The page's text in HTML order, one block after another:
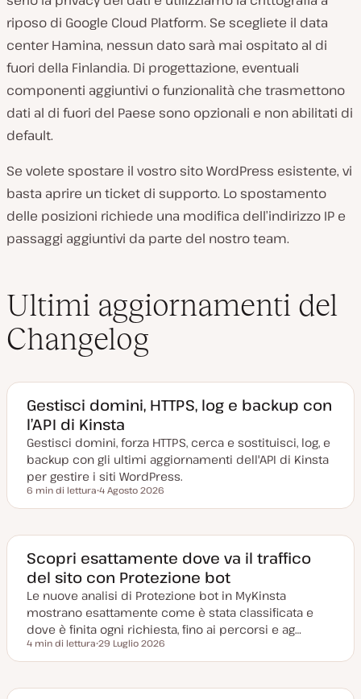
riposo di Google Cloud Platform. Se scegliete il data
center Hamina, nessun dato sarà mai ospitato al di
fuori della Finlandia. Di progettazione, eventuali
componenti aggiuntivi o funzionalità che trasmettono
dati al di fuori del Paese sono opzionali e non abilitati di
default.
Se volete spostare il vostro sito WordPress esistente, vi
basta aprire un ticket di supporto. Lo spostamento
delle posizioni richiede una modifica dell’indirizzo IP e
passaggi aggiuntivi da parte del nostro team.
Ultimi aggiornamenti del
Changelog
Gestisci domini, HTTPS, log e backup con
l’API di Kinsta
Gestisci domini, forza HTTPS, cerca e sostituisci, log, e
backup con gli ultimi aggiornamenti dell'API di Kinsta
per gestire i siti WordPress.
Tempo di lettura
6 min di lettura
a
a
g
g
i
o
r
a
a
4 Agosto 2026
Scopri esattamente dove va il traffico
del sito con Protezione bot
Le nuove analisi di Protezione bot in MyKinsta
mostrano esattamente come è stata classificata e
dove è finita ogni richiesta, fino ai percorsi e ag…
Tempo di lettura
4 min di lettura
a
a
29 Luglio 2026